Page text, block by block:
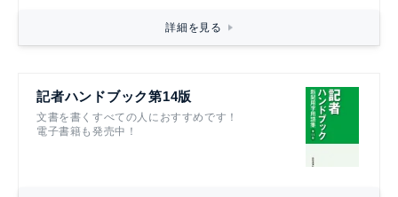
詳細を見る
記者ハンドブック第14版
文書を書くすべての人におすすめです！
電子書籍も発売中！